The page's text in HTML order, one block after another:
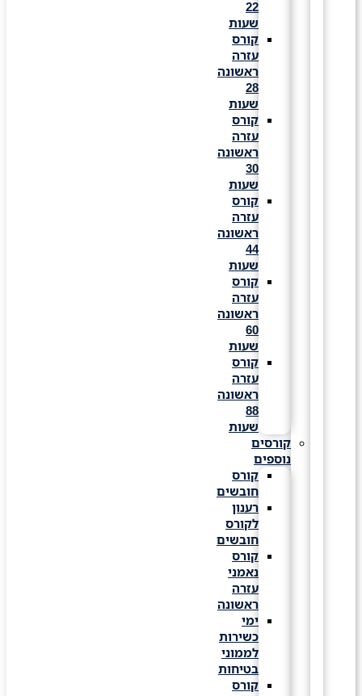
שעות
קורס
עזרה
ראשונה
שעות
קורס
עזרה
ראשונה
שעות
קורס
עזרה
ראשונה
שעות
קורס
עזרה
ראשונה
שעות
קורס
עזרה
ראשונה
שעות
קורסים
נוספים
קורס
חובשים
רענון
לקורס
חובשים
קורס
נאמני
עזרה
ראשונה
ימי
כשירות
לממוני
בטיחות
קורס